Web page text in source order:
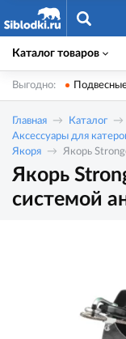
Каталог товаров
Выгодно:
Главная Каталог
Аксессуары для
Якоря
Якорь
Якорь
системой